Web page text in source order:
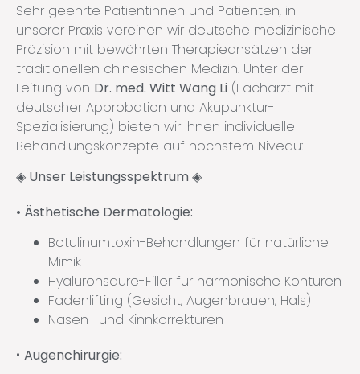
Sehr geehrte Patientinnen und Patienten, in
unserer Praxis vereinen wir deutsche medizinische
Präzision mit bewährten Therapieansätzen der
traditionellen chinesischen Medizin. Unter der
Leitung von Dr. med. Witt Wang Li (Facharzt mit
deutscher Approbation und Akupunktur-
Spezialisierung) bieten wir Ihnen individuelle
Behandlungskonzepte auf höchstem Niveau:
◈ Unser Leistungsspektrum ◈
• Ästhetische Dermatologie:
Botulinumtoxin-Behandlungen für natürliche
Mimik
Hyaluronsäure-Filler für harmonische Konturen
Fadenlifting (Gesicht, Augenbrauen, Hals)
Nasen- und Kinnkorrekturen
• Augenchirurgie: